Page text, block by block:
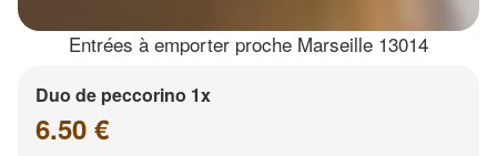
Entrées à emporter proche Marseille 13014
Duo de peccorino 1x
6.50 €